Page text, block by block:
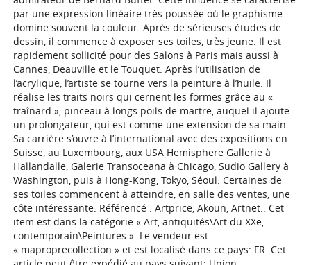
par une expression linéaire très poussée où le graphisme
domine souvent la couleur. Après de sérieuses études de
dessin, il commence à exposer ses toiles, très jeune. Il est
rapidement sollicité pour des Salons à Paris mais aussi à
Cannes, Deauville et le Touquet. Après l’utilisation de
l’acrylique, l’artiste se tourne vers la peinture à l’huile. Il
réalise les traits noirs qui cernent les formes grâce au «
traînard », pinceau à longs poils de martre, auquel il ajoute
un prolongateur, qui est comme une extension de sa main.
Sa carrière s’ouvre à l’international avec des expositions en
Suisse, au Luxembourg, aux USA Hemisphere Gallerie à
Hallandalle, Galerie Transoceana à Chicago, Sudio Gallery à
Washington, puis à Hong-Kong, Tokyo, Séoul. Certaines de
ses toiles commencent à atteindre, en salle des ventes, une
côte intéressante. Référencé : Artprice, Akoun, Artnet.. Cet
item est dans la catégorie « Art, antiquités\Art du XXe,
contemporain\Peintures ». Le vendeur est
« maproprecollection » et est localisé dans ce pays: FR. Cet